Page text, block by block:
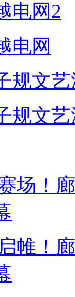
电网2
电网
规文
规文
场！
帷！